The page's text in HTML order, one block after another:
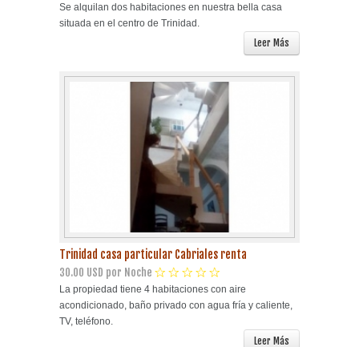
Se alquilan dos habitaciones en nuestra bella casa
situada en el centro de Trinidad.
Leer Más
Trinidad casa particular Cabriales renta
30.00 USD por Noche
La propiedad tiene 4 habitaciones con aire
acondicionado, baño privado con agua fría y caliente,
TV, teléfono.
Leer Más